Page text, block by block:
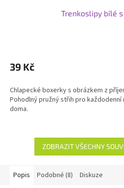
Trenkoslipy bílé
39 Kč
Chlapecké boxerky s obrázkem z
Pohodlný pružný střih pro
doma.
ZOBRAZIT VŠECHNY
Popis Podobné (8) Diskuze